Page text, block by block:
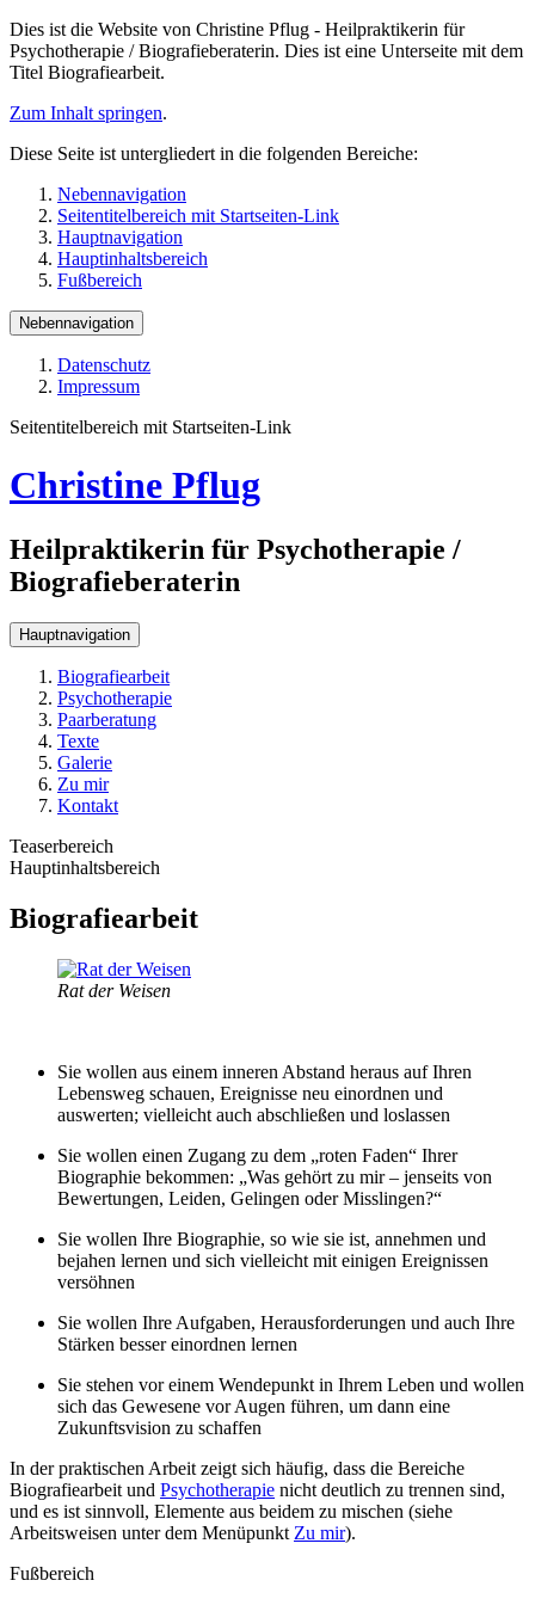
Dies ist die Website von Christine Pflug - Heilpraktikerin für
Psychotherapie / Biografieberaterin. Dies ist eine Unterseite mit dem
Titel Biografiearbeit.
Zum Inhalt springen.
Diese Seite ist untergliedert in die folgenden Bereiche:
Nebennavigation
Seitentitelbereich mit Startseiten-Link
Hauptnavigation
Hauptinhaltsbereich
Fußbereich
Nebennavigation
Datenschutz
Impressum
Seitentitelbereich mit Startseiten-Link
Christine Pflug
Heilpraktikerin für Psychotherapie /
Biografieberaterin
Hauptnavigation
Biografiearbeit
Psychotherapie
Paarberatung
Texte
Galerie
Zu mir
Kontakt
Teaserbereich
Hauptinhaltsbereich
Biografiearbeit
Rat der Weisen
Sie wollen aus einem inneren Abstand heraus auf Ihren
Lebensweg schauen, Ereignisse neu einordnen und
auswerten; vielleicht auch abschließen und loslassen
Sie wollen einen Zugang zu dem „roten Faden“ Ihrer
Biographie bekommen: „Was gehört zu mir – jenseits von
Bewertungen, Leiden, Gelingen oder Misslingen?“
Sie wollen Ihre Biographie, so wie sie ist, annehmen und
bejahen lernen und sich vielleicht mit einigen Ereignissen
versöhnen
Sie wollen Ihre Aufgaben, Herausforderungen und auch Ihre
Stärken besser einordnen lernen
Sie stehen vor einem Wendepunkt in Ihrem Leben und wollen
sich das Gewesene vor Augen führen, um dann eine
Zukunftsvision zu schaffen
In der praktischen Arbeit zeigt sich häufig, dass die Bereiche
Biografiearbeit und Psychotherapie nicht deutlich zu trennen sind,
und es ist sinnvoll, Elemente aus beidem zu mischen (siehe
Arbeitsweisen unter dem Menüpunkt Zu mir).
Fußbereich